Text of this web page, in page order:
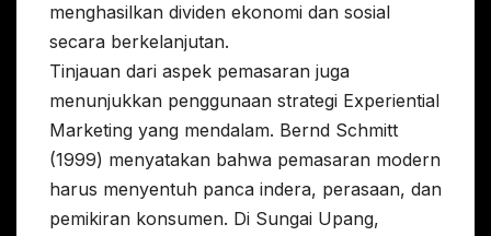
menghasilkan dividen ekonomi dan sosial
secara berkelanjutan.
Tinjauan dari aspek pemasaran juga
menunjukkan penggunaan strategi Experiential
Marketing yang mendalam. Bernd Schmitt
(1999) menyatakan bahwa pemasaran modern
harus menyentuh panca indera, perasaan, dan
pemikiran konsumen. Di Sungai Upang,